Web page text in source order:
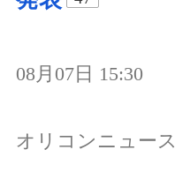
08月07日 15:30
オリコンニュース